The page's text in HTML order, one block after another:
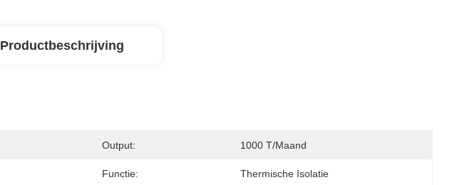
Productbeschrijving
Output: 1000 T/maand
Functie: Thermische Isolatie